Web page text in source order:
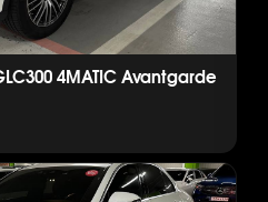
4MATIC Avantgarde